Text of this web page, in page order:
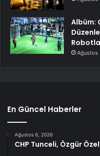
Albüm:
Ağustos
En Güncel Haberler
Ağustos 6, 2026
CHP Tunceli, Özgür